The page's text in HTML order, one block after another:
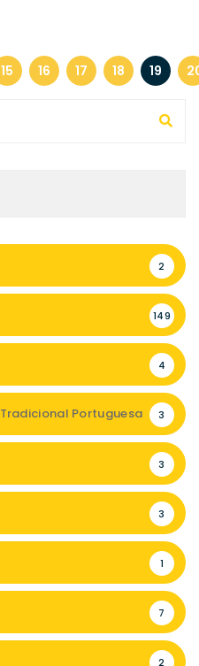
15 16 17 18 19
2
149
4
Portuguesa 3
3
3
1
7
2